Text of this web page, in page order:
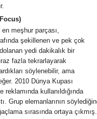
meşhur parçası,
şekillenen ve pek çok
yedi dakikalık bir
fazla tekrarlayarak
söylenebilir, ama
2010 Dünya Kupası
reklamında kullanıldığında
Grup elemanlarının
sırasında ortaya çıkmış.